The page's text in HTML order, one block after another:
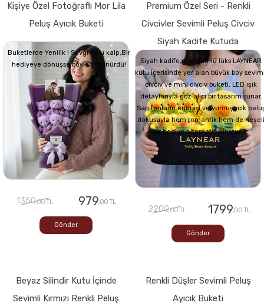
Kişiye Özel Fotoğraflı Mor Lila
Peluş Ayıcık Buketi
Buketlerde Yenilik ! Sevgi dolu kalp,Bir
hediyeye dönüşse böyle görünürdü!
1350,00 TL 979,00 TL
Gönder
Premium Özel Seri - Renkli
Civcivler Sevimli Peluş Civciv
Siyah Kadife Kutuda
Siyah kadife görünümlü lüks LAYNEAR
kutu içerisinde yer alan büyük boy
civciv ve mini civciv buketi, LED ışık
detaylarıyla göz alıcı bir tasarım sunar.
Sarı tonların enerjisi ve yumuşacık
dokusuyla hem romantik hem de neşeli
bir hediye alternatifi oluşturur.
2200,00 TL 1799,00 TL
Gönder
Beyaz Silindir Kutu İçinde
Sevimli Kırmızı Renkli Peluş
Renkli Düşler Sevimli Peluş
Ayıcık Buketi